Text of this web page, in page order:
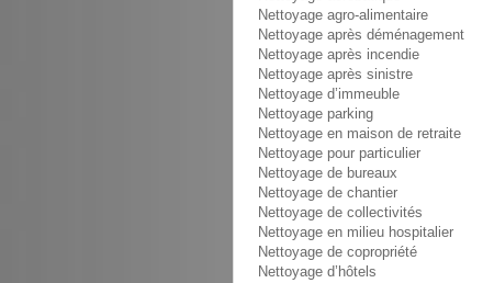
Nettoyage agro-alimentaire
Nettoyage après déménagement
Nettoyage après incendie
Nettoyage après sinistre
Nettoyage d’immeuble
Nettoyage parking
Nettoyage en maison de retraite
Nettoyage pour particulier
Nettoyage de bureaux
Nettoyage de chantier
Nettoyage de collectivités
Nettoyage en milieu hospitalier
Nettoyage de copropriété
Nettoyage d’hôtels